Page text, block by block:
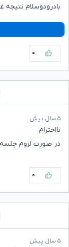
بادرودوسلام نتیجه
۰
۵ سال پیش
بااحترام
در صورت لزوم
۰
۵ سال پیش